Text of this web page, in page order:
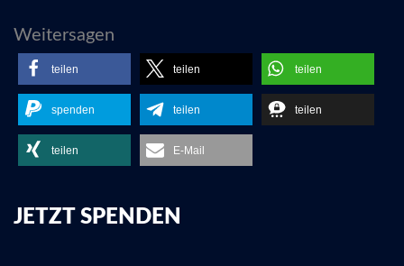
Weitersagen
teilen teilen teilen
spenden teilen teilen
teilen E-Mail
JETZT SPENDEN